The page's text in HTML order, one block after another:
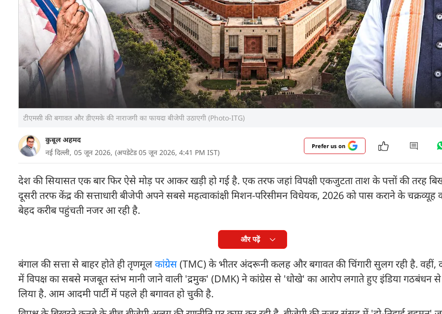
टीएमसी की बगावत और डीएमके की नाराजगी का फायदा बीजेपी उठाएगी (Photo-ITG)
कुबूल अहमद
नई दिल्ली, 05 जून 2026, (अपडेटेड 05 जून 2026, 4:41 PM IST)
Prefer us on
देश की सियासत एक बार फिर ऐसे मोड़ पर आकर खड़ी हो गई है. एक तरफ जहां विपक्षी एकजुटता ताश के पत्तों की तरह
दूसरी तरफ केंद्र की सत्ताधारी बीजेपी अपने सबसे महत्वाकांक्षी मिशन-परिसीमन विधेयक, 2026 को पास कराने के
बेहद करीब पहुंचती नजर आ रही है.
और पढ़ें
बंगाल की सत्ता से बाहर होते ही तृणमूलकांग्रेस(TMC) के भीतर अंदरूनी कलह और बगावत की चिंगारी सुलग रही है. वहीं,
में विपक्ष का सबसे मजबूत स्तंभ मानी जाने वाली 'द्रमुक' (DMK) ने कांग्रेस से 'धोखे' का आरोप लगाते हुए इंडिया गठबंधन से
लिया है. आम आदमी पार्टी में पहले ही बगावत हो चुकी है.